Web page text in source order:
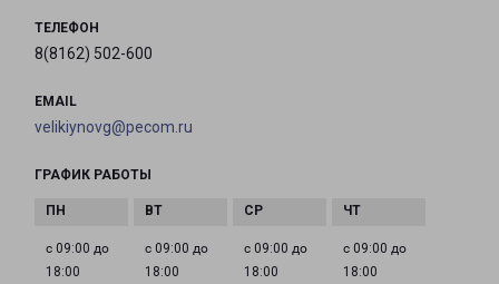
ТЕЛЕФОН
8(8162) 502-600
EMAIL
velikiynovg@pecom.ru
ГРАФИК РАБОТЫ
с 09:00 до
18:00
с 09:00 до
18:00
с 09:00 до
18:00
с 09:00 до
18:00